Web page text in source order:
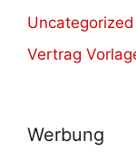
Vertrag
Werbung